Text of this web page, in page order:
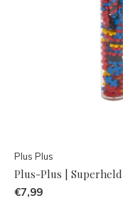
Plus Plus
Plus-Plus |
€7,99